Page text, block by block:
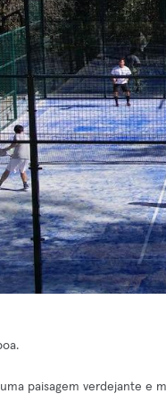
paisagem verdejante e